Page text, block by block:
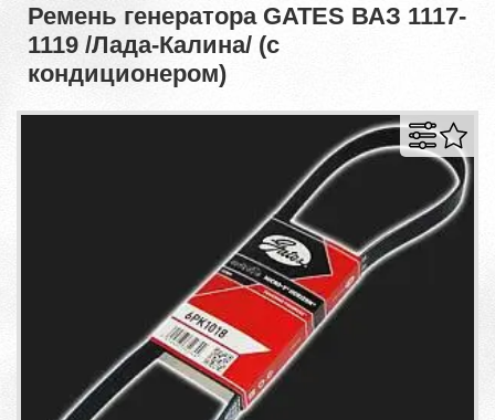
Ремень генератора GATES ВАЗ 1117-
1119 /Лада-Калина/ (с
кондиционером)